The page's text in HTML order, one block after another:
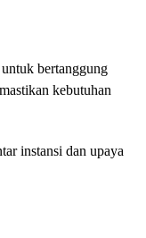
bertanggung
kebutuhan
instansi dan upaya